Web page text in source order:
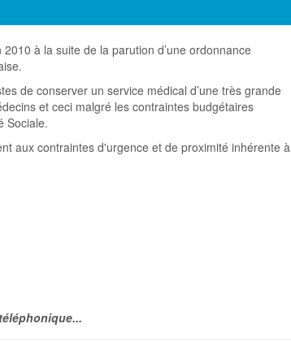
à la suite de la parution d’une ordonnance
de conserver un service médical d’une très grande
et ceci malgré les contraintes budgétaires
Sociale.
aux contraintes d'urgence et de proximité inhérente à